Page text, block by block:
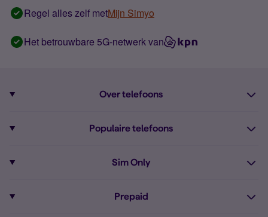
Regel alles zelf metMijn Simyo
Het betrouwbare 5G-netwerk van
Over telefoons
Alle telefoons
Populaire telefoons
iPhone 16
Sim Only
Prepaid